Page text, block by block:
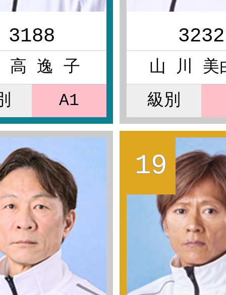
3188
高 逸 子
A1
3232
山 川 美
級別
19